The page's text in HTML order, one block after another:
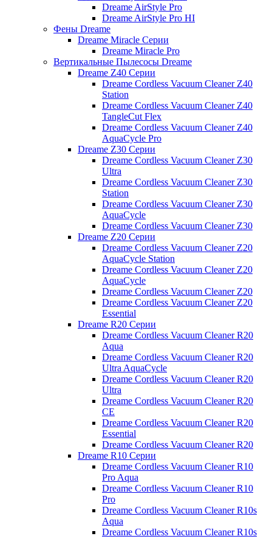
Dreame AirStyle Pro
Dreame AirStyle Pro HI
Фены Dreame
Dreame Miracle Серии
Dreame Miracle Pro
Вертикальные Пылесосы Dreame
Dreame Z40 Серии
Dreame Cordless Vacuum Cleaner Z40
Station
Dreame Cordless Vacuum Cleaner Z40
TangleCut Flex
Dreame Cordless Vacuum Cleaner Z40
AquaCycle Pro
Dreame Z30 Серии
Dreame Cordless Vacuum Cleaner Z30
Ultra
Dreame Cordless Vacuum Cleaner Z30
Station
Dreame Cordless Vacuum Cleaner Z30
AquaCycle
Dreame Cordless Vacuum Cleaner Z30
Dreame Z20 Серии
Dreame Cordless Vacuum Cleaner Z20
AquaCycle Station
Dreame Cordless Vacuum Cleaner Z20
AquaCycle
Dreame Cordless Vacuum Cleaner Z20
Dreame Cordless Vacuum Cleaner Z20
Essential
Dreame R20 Серии
Dreame Cordless Vacuum Cleaner R20
Aqua
Dreame Cordless Vacuum Cleaner R20
Ultra AquaCycle
Dreame Cordless Vacuum Cleaner R20
Ultra
Dreame Cordless Vacuum Cleaner R20
CE
Dreame Cordless Vacuum Cleaner R20
Essential
Dreame Cordless Vacuum Cleaner R20
Dreame R10 Серии
Dreame Cordless Vacuum Cleaner R10
Pro Aqua
Dreame Cordless Vacuum Cleaner R10
Pro
Dreame Cordless Vacuum Cleaner R10s
Aqua
Dreame Cordless Vacuum Cleaner R10s